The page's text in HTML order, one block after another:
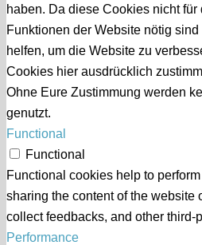
haben. Da diese Cookies nicht
Funktionen der Website nötig
helfen, um die Website zu
Cookies hier ausdrücklich
Ohne Eure Zustimmung werden
genutzt.
Functional
Functional
Functional cookies help to
sharing the content of the website
collect feedbacks, and other third-
Performance